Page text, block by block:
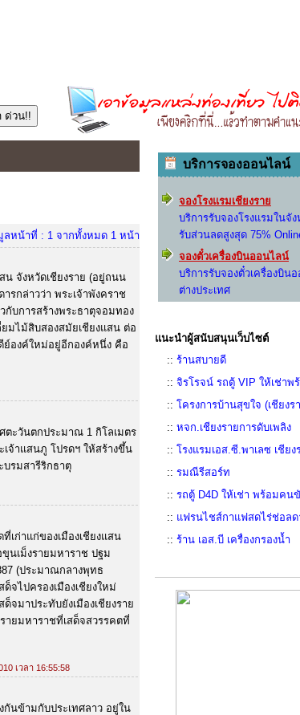
ลหน้าที่ : 1 จากทั้งหมด 1 หน้า
น จังหวัดเชียงราย (อยู่ถนน
รกล่าวว่า พระเจ้าพังคราช
กับการสร้างพระธาตุจอมทอง
ยมไม้สิบสองสมัยเชียงแสน ต่อ
ย์องค์ใหม่อยู่อีกองค์หนึ่ง คือ
ตะวันตกประมาณ 1 กิโลเมตร
เจ้าแสนภู โปรดฯ ให้สร้างขึ้น
บรมสารีริกธาตุ
เก่าแก่ของเมืองเชียงแสน
นเม็งรายมหาราช ปฐม
(ประมาณกลางพุทธ
จไปครองเมืองเชียงใหม่
จมาประทับยังเมืองเชียงราย
ายมหาราชที่เสด็จสวรรคตที่
เวลา 16:55:58
นข้ามกับประเทศลาว อยู่ใน
บริการจองออนไลน์
จองโรงแรมเชียงราย
บริการรับจองโรงแรมในจั
รับส่วนลดสูงสุด 75%
จองตั๋วเครื่องบินออนไลน์
บริการรับจองตั๋วเครื่องบิน
ต่างประเทศ
แนะนำผู้สนับสนุนเว็บไซต์
:: ร้านสบายดี
:: จิรโรจน์ รถตู้ VIP ให้เช่า
:: โครงการบ้านสุขใจ (เชียงร
:: หจก.เชียงรายการดับเพลิง
:: โรงแรมเอส.ซี.พาเลซ เชีย
:: รมณีรีสอร์ท
:: รถตู้ D4D ให้เช่า พร้อมคน
:: แฟรนไชส์กาแฟสดไร่ช่อลด
:: ร้าน เอส.บี เครื่องกรองน้ำ